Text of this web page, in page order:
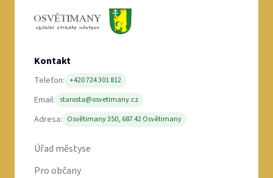
Kontakt
Telefon: +420 724 301 812
Email: starosta@osvetimany.cz
Adresa: Osvětimany 350, 687 42 Osvětimany
Úřad městyse
Pro občany